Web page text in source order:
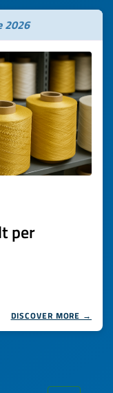
2026
per
DISCOVER MORE →